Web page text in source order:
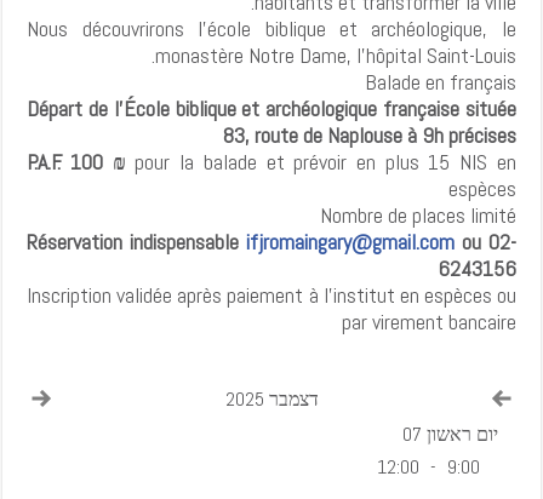
Nous découvrirons l’école biblique et archéologique, le
monastère Notre Dame, l'hôpital Saint-Louis.
Balade en français
Départ de l’École biblique et archéologique française située
83, route de Naplouse à 9h précises
P.A.F. 100 ₪ pour la balade et prévoir en plus 15 NIS en
espèces
Nombre de places limité
Réservation indispensable ifjromaingary@gmail.com ou 02-
6243156
Inscription validée après paiement à l’institut en espèces ou
par virement bancaire
דצמבר 2025
יום ראשון 07
9:00
-
12:00